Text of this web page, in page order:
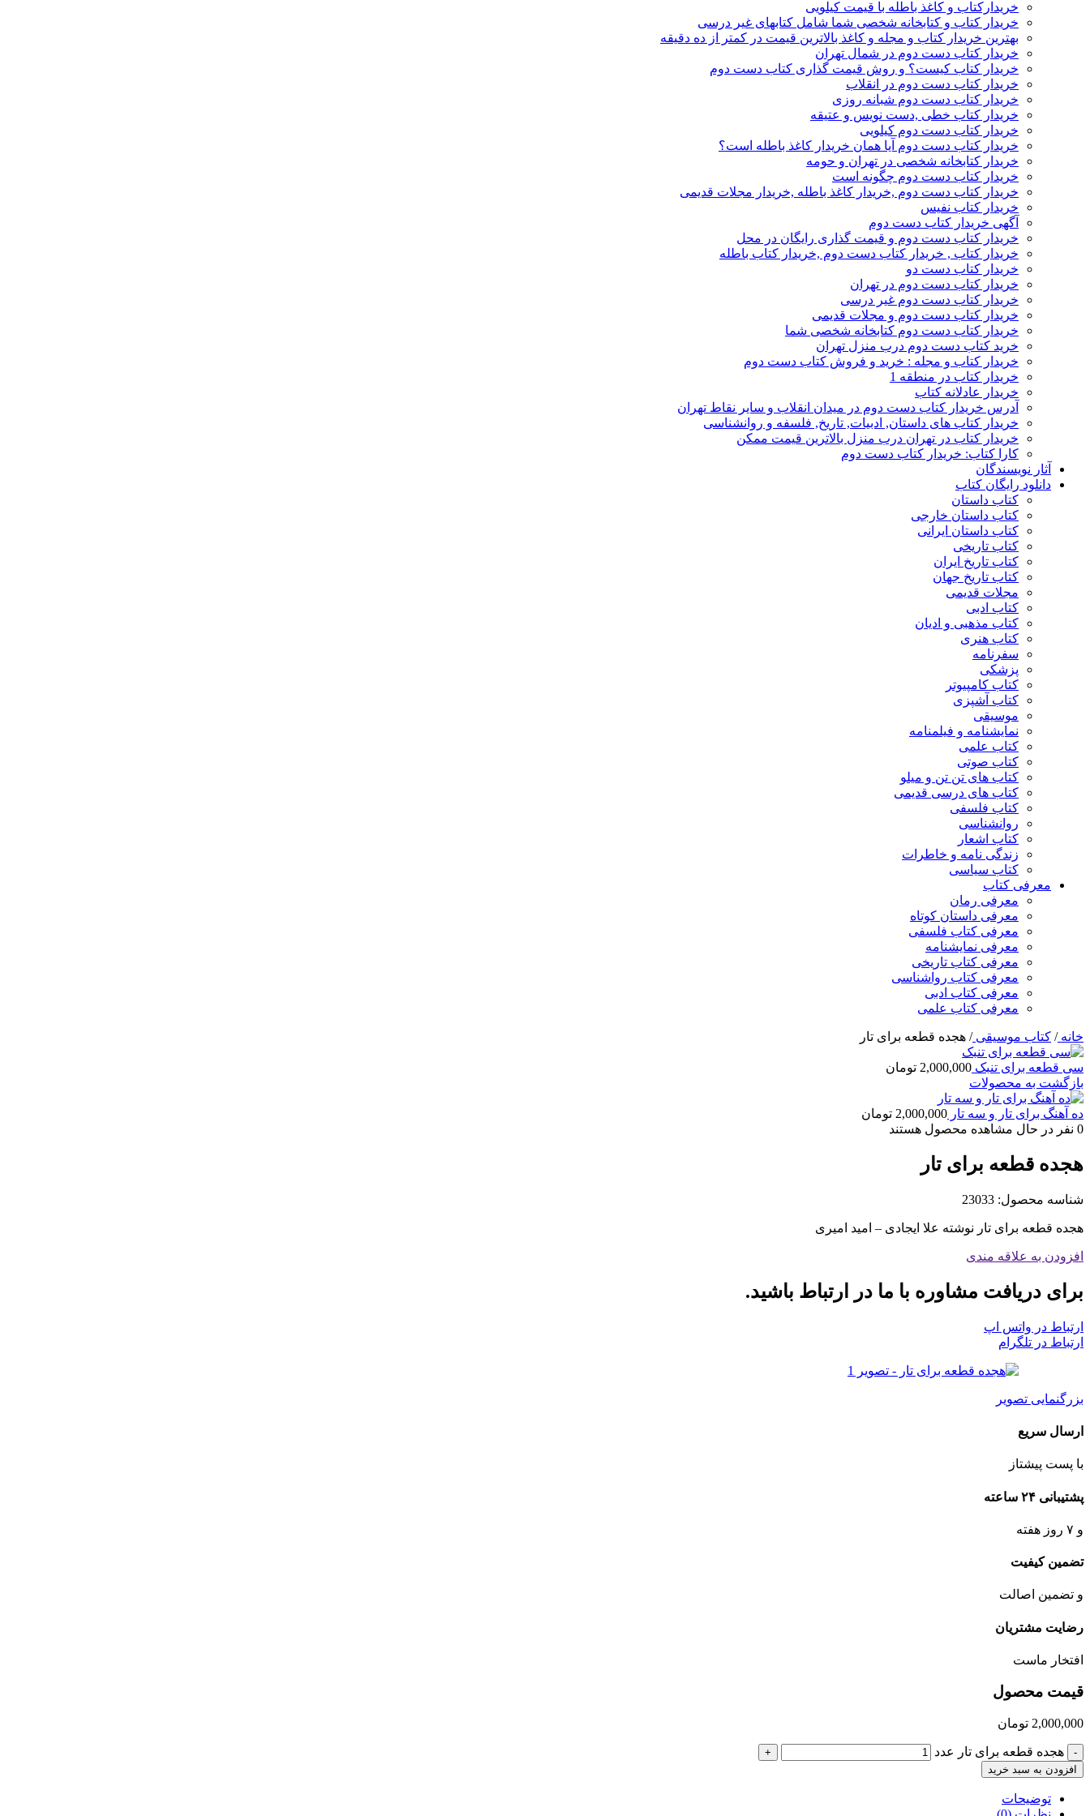
خریدارکتاب و کاغذ باطله با قیمت کیلویی
خریدار کتاب و کتابخانه شخصی شما شامل کتابهای غیر درسی
بهترین خریدار کتاب و مجله و کاغذ بالاترین قیمت در کمتر از ده دقیقه
خریدار کتاب دست دوم در شمال تهران
خریدار کتاب کیست؟ و روش قیمت گذاری کتاب دست دوم
خریدار کتاب دست دوم در انقلاب
خریدار کتاب دست دوم شبانه روزی
خریدار کتاب خطی ,دست نویس و عتیقه
خریدار کتاب دست دوم کیلویی
خریدار کتاب دست دوم آیا همان خریدار کاغذ باطله است؟
خریدار کتابخانه شخصی در تهران و حومه
خریدار کتاب دست دوم چگونه است
خریدار کتاب دست دوم ,خریدار کاغذ باطله ,خریدار مجلات قدیمی
خریدار کتاب نفیس
آگهی خریدار کتاب دست دوم
خریدار کتاب دست دوم و قیمت گذاری رایگان در محل
خریدار کتاب , خریدار کتاب دست دوم ,خریدار کتاب باطله
خریدار کتاب دست دو
خریدار کتاب دست دوم در تهران
خریدار کتاب دست دوم غیر درسی
خریدار کتاب دست دوم و مجلات قدیمی
خریدار کتاب دست دوم کتابخانه شخصی شما
خرید کتاب دست دوم درب منزل تهران
خریدار کتاب و مجله : خرید و فروش کتاب دست دوم
خریدار کتاب در منطقه 1
خریدار عادلانه کتاب
آدرس خریدار کتاب دست دوم در میدان انقلاب و سایر نقاط تهران
خریدار کتاب های داستان, ادبیات, تاریخ, فلسفه و روانشناسی
خریدار کتاب در تهران درب منزل بالاترین قیمت ممکن
کارا کتاب: خریدار کتاب دست دوم
آثار نویسندگان
دانلود رایگان کتاب
کتاب داستان
کتاب داستان خارجی
کتاب داستان ایرانی
کتاب تاریخی
کتاب تاریخ ایران
کتاب تاریخ جهان
مجلات قدیمی
کتاب ادبی
کتاب مذهبی و ادیان
کتاب هنری
سفرنامه
پزشکی
کتاب کامپیوتر
کتاب آشپزی
موسیقی
نمایشنامه و فیلمنامه
کتاب علمی
کتاب صوتی
کتاب های تن تن و میلو
کتاب های درسی قدیمی
کتاب فلسفی
روانشناسی
کتاب اشعار
زندگی نامه و خاطرات
کتاب سیاسی
معرفی کتاب
معرفی رمان
معرفی داستان کوتاه
معرفی کتاب فلسفی
معرفی نمایشنامه
معرفی کتاب تاریخی
معرفی کتاب رواشناسی
معرفی کتاب ادبی
معرفی کتاب علمی
خانه/ کتاب موسیقی/ هجده قطعه برای تار
سی قطعه برای تنبک 2,000,000 تومان
بازگشت به محصولات
ده آهنگ برای تار و سه تار 2,000,000 تومان
0 نفر در حال مشاهده محصول هستند
هجده قطعه برای تار
شناسه محصول: 23033
هجده قطعه برای تار نوشته علا ایجادی – امید امیری
افزودن به علاقه مندی
برای دریافت مشاوره با ما در ارتباط باشید.
ارتباط در واتس اپ
ارتباط در تلگرام
بزرگنمایی تصویر
ارسال سریع
با پست پیشتاز
پشتیبانی ۲۴ ساعته
و ۷ روز هفته
تضمین کیفیت
و تضمین اصالت
رضایت مشتریان
افتخار ماست
قیمت محصول
2,000,000 تومان
- هجده قطعه برای تار عدد
+
افزودن به سبد خرید
توضیحات